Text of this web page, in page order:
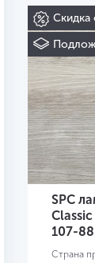
Скидка
SPC
107-
Страна